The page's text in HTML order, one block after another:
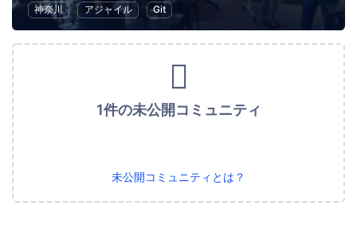
神奈川
アジャイル Git
1件の未公開コミュニティ
未公開コミュニティとは？